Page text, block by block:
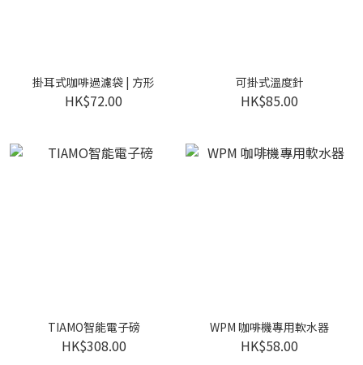
掛耳式咖啡過濾袋 | 方形
HK$72.00
可掛式溫度針
HK$85.00
TIAMO智能電子磅
HK$308.00
WPM 咖啡機專用軟水器
HK$58.00